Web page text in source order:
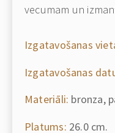
vecumam un
Izgatavošanas
Izgatavošanas
Materiāli: bronza,
Platums: 26.0 cm.